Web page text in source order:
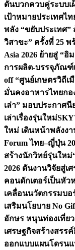
ดันบวกควบคู่ระบบเ
เป้าหมายประเทศไ
พลัง “ขยับประเทศ”
วิสาขะ” ครั้งที่ 25
Asia 2026 ย้ายสู่ “
การผลิต-บรรจุภัณฑ์
off “ศูนย์เกษตรวิถีเ
มั่นคงอาหารไทยกอ
เล่า” มอบประกาศ
เล่าเรื่องรุ่นใหม่
ใหม่ เดินหน้าพลังง
Forum ไทย–ญี่ปุ่น
สร้างนักวิทย์รุ่นใหม่
2026 ดันงานวิจัยสู่เ
คอนดักเตอร์เป็นหัว
เคลื่อนนวัตกรรมบอ
เสริมนโยบาย No
อักษร หนุนท่องเที่ย
เศรษฐกิจสร้างสรรค์
ออกแบบแผนโดรนแ